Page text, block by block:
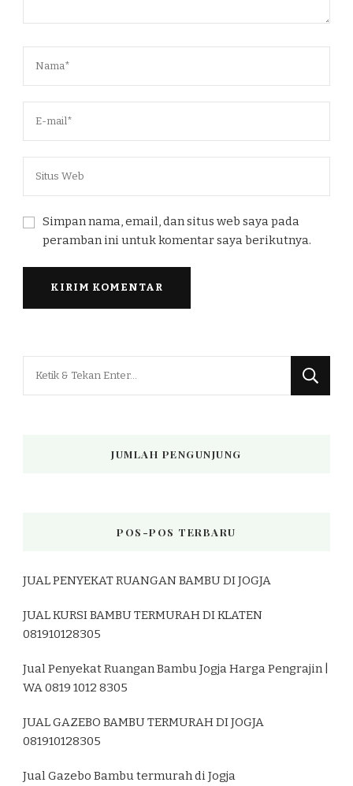
Simpan nama, email, dan situs web saya pada
peramban ini untuk komentar saya berikutnya.
JUMLAH PENGUNJUNG
POS-POS TERBARU
JUAL PENYEKAT RUANGAN BAMBU DI JOGJA
JUAL KURSI BAMBU TERMURAH DI KLATEN
081910128305
Jual Penyekat Ruangan Bambu Jogja Harga Pengrajin |
WA 0819 1012 8305
JUAL GAZEBO BAMBU TERMURAH DI JOGJA
081910128305
Jual Gazebo Bambu termurah di Jogja